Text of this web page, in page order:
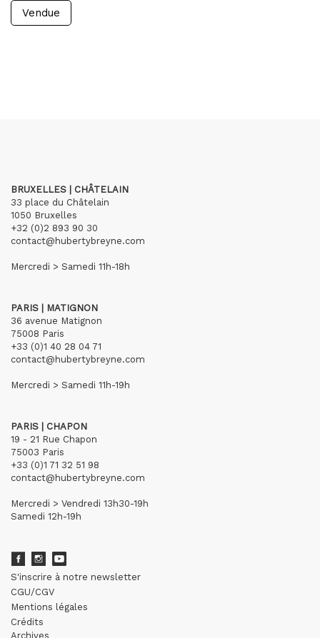
Vendue
BRUXELLES | CHÂTELAIN
33 place du Châtelain
1050 Bruxelles
+32 (0)2 893 90 30
contact@hubertybreyne.com
Mercredi > Samedi 11h-18h
PARIS | MATIGNON
36 avenue Matignon
75008 Paris
+33 (0)1 40 28 04 71
contact@hubertybreyne.com
Mercredi > Samedi 11h-19h
PARIS | CHAPON
19 - 21 Rue Chapon
75003 Paris
+33 (0)1 71 32 51 98
contact@hubertybreyne.com
Mercredi > Vendredi 13h30-19h
Samedi 12h-19h
S'inscrire à notre newsletter
CGU/CGV
Mentions légales
Crédits
Archives